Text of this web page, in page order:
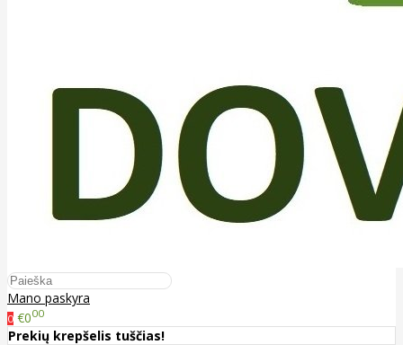
Mano paskyra
0 €000
Prekių krepšelis tuščias!